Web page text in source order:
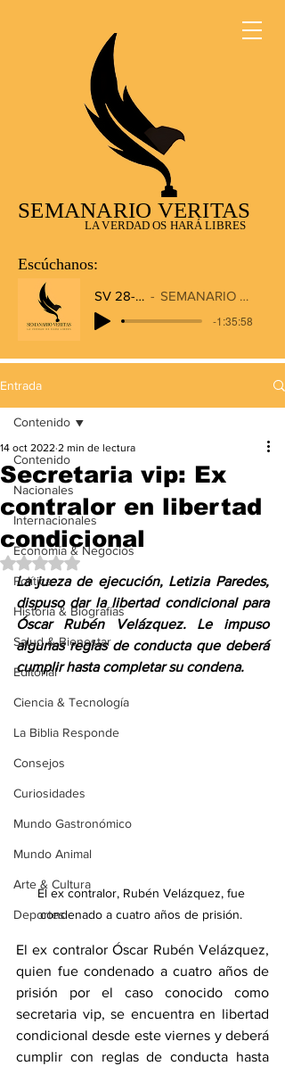
SEMANARIO VERITAS
LA VERDAD OS HARÁ LIBRES
Escúchanos:
SV 28-12-2025
SEMANARIO VERITAS RADIO
-1:35:58
Entrada
Contenido
Nacionales
Internacionales
Economía & Negocios
Política
Historia & Biografías
Salud & Bienestar
Editorial
Ciencia & Tecnología
La Biblia Responde
Consejos
Curiosidades
Mundo Gastronómico
Mundo Animal
Arte & Cultura
Deportes
Contenido
Secretaria vip: Ex
contralor en libertad
condicional
14 oct 2022 2 min de lectura
Obtuvo NaN de 5 estrellas.
La jueza de ejecución, Letizia Paredes,
dispuso dar la libertad condicional para
Óscar Rubén Velázquez. Le impuso
algunas reglas de conducta que deberá
cumplir hasta completar su condena.
El ex contralor, Rubén Velázquez, fue
condenado a cuatro años de prisión.
El ex contralor Óscar Rubén Velázquez,
quien fue condenado a cuatro años de
prisión por el caso conocido como
secretaria vip, se encuentra en libertad
condicional desde este viernes y deberá
cumplir con reglas de conducta hasta